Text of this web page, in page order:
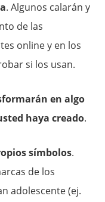
. Algunos calarán y
de las
online y en los
si los usan.
en algo
haya creado.
símbolos.
de los
adolescente (ej.